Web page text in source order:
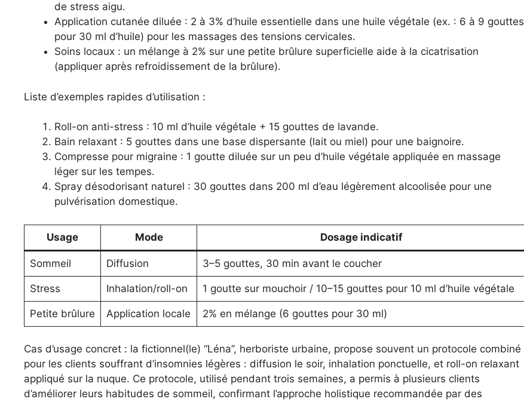
de stress aigu.
Application cutanée diluée : 2 à 3% d’huile essentielle dans une huile végétale (ex. : 6 à 9 gouttes
pour 30 ml d’huile) pour les massages des tensions cervicales.
Soins locaux : un mélange à 2% sur une petite brûlure superficielle aide à la cicatrisation
(appliquer après refroidissement de la brûlure).
Liste d’exemples rapides d’utilisation :
Roll-on anti-stress : 10 ml d’huile végétale + 15 gouttes de lavande.
Bain relaxant : 5 gouttes dans une base dispersante (lait ou miel) pour une baignoire.
Compresse pour migraine : 1 goutte diluée sur un peu d’huile végétale appliquée en massage
léger sur les tempes.
Spray désodorisant naturel : 30 gouttes dans 200 ml d’eau légèrement alcoolisée pour une
pulvérisation domestique.
Usage Mode Dosage indicatif
Sommeil Diffusion 3–5 gouttes, 30 min avant le coucher
Stress Inhalation/roll-on 1 goutte sur mouchoir / 10–15 gouttes pour 10 ml d’huile végétale
Petite brûlure Application locale 2% en mélange (6 gouttes pour 30 ml)
Cas d’usage concret : la fictionnel(le) “Léna”, herboriste urbaine, propose souvent un protocole combiné
pour les clients souffrant d’insomnies légères : diffusion le soir, inhalation ponctuelle, et roll-on relaxant
appliqué sur la nuque. Ce protocole, utilisé pendant trois semaines, a permis à plusieurs clients
d’améliorer leurs habitudes de sommeil, confirmant l’approche holistique recommandée par des